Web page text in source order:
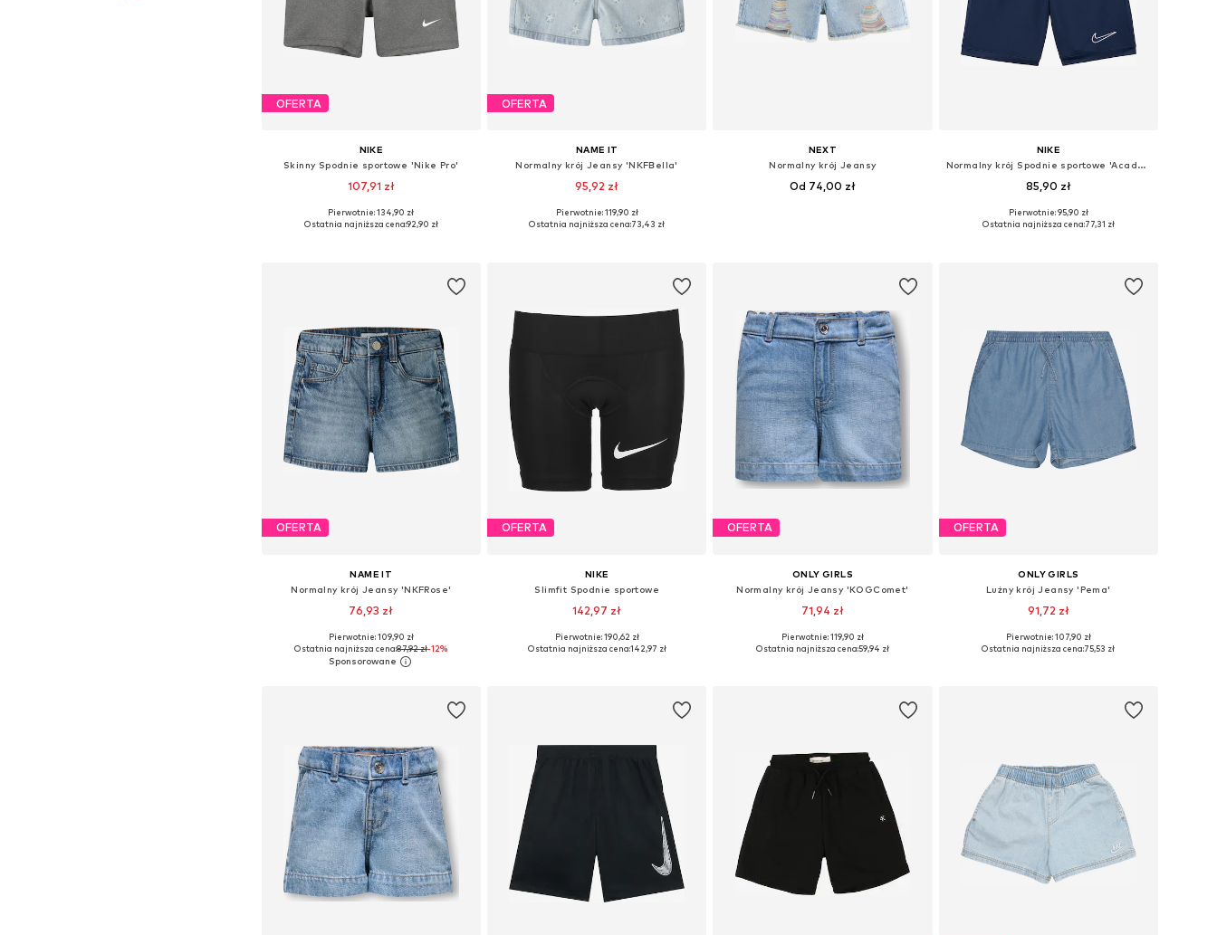
OFERTA
NIKE
Skinny Spodnie sportowe 'Nike Pro'
107,91 zł
+1
Dostępne w różnych rozmiarach
Pierwotnie: 134,90 zł
Ostatnia najniższa cena:92,90 zł
OFERTA
NAME IT
Normalny krój Jeansy 'NKFBella'
95,92 zł
Dostępne w różnych rozmiarach
Pierwotnie: 119,90 zł
Ostatnia najniższa cena:73,43 zł
NEXT
Normalny krój Jeansy
Od 74,00 zł
NIKE
Normalny krój Spodnie sportowe 'Academy'
85,90 zł
Pierwotnie: 95,90 zł
Ostatnia najniższa cena:77,31 zł
OFERTA
NAME IT
Normalny krój Jeansy 'NKFRose'
76,93 zł
Dostępne w różnych rozmiarach
Dodaj do koszyka
Pierwotnie: 109,90 zł
Ostatnia najniższa cena:87,92 zł-12%
OFERTA
NIKE
Slimfit Spodnie sportowe
142,97 zł
Dostępne w różnych rozmiarach
Pierwotnie: 190,62 zł
Ostatnia najniższa cena:142,97 zł
OFERTA
ONLY GIRLS
Normalny krój Jeansy 'KOGComet'
71,94 zł
Dostępne w różnych rozmiarach
Pierwotnie: 119,90 zł
Ostatnia najniższa cena:59,94 zł
OFERTA
ONLY GIRLS
Lużny krój Jeansy 'Pema'
91,72 zł
Dostępne w różnych rozmiarach
Pierwotnie: 107,90 zł
Ostatnia najniższa cena:75,53 zł